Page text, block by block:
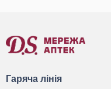
Гаряча лінія